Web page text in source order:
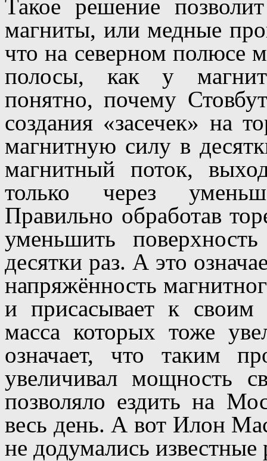
Такое решение
магниты, или медные
что на северном полюсе
полосы, как у
понятно, почему
создания «засечек» на
магнитную силу в
магнитный поток,
только через
Правильно обработав
уменьшить
десятки раз. А это
напряжённость
и присасывает к
масса которых тоже
означает, что таким
увеличивал мощность
позволяло ездить на
весь день. А вот Илон
не додумались